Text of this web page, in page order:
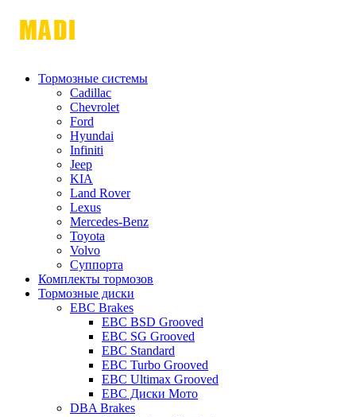
Тормозные системы
Cadillac
Chevrolet
Ford
Hyundai
Infiniti
Jeep
KIA
Land Rover
Lexus
Mercedes-Benz
Toyota
Volvo
Суппорта
Комплекты тормозов
Тормозные диски
EBC Brakes
EBC BSD Grooved
EBC SG Grooved
EBC Standard
EBC Turbo Grooved
EBC Ultimax Grooved
EBC Диски Мото
DBA Brakes